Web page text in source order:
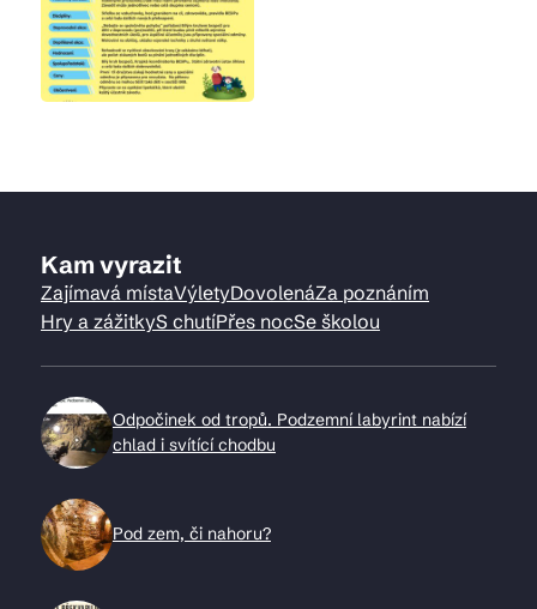
Kam vyrazit
Zajímavá místaVýletyDovolenáZa poznáním
Hry a zážitkyS chutíPřes nocSe školou
Odpočinek od tropů. Podzemní labyrint nabízí
chlad i svítící chodbu
Pod zem, či nahoru?